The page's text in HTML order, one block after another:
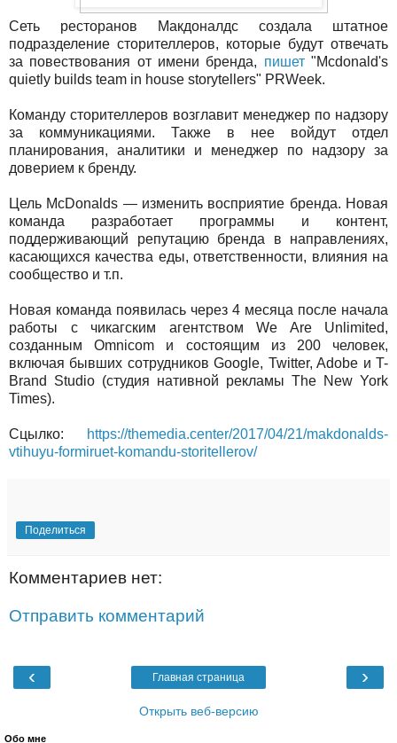
Сеть ресторанов Макдоналдс создала штатное
подразделение сторителлеров, которые будут отвечать
за повествования от имени бренда, пишет"Mcdonald's
quietly builds team in house storytellers" PRWeek.
Команду сторителлеров возглавит менеджер по надзору
за коммуникациями. Также в нее войдут отдел
планирования, аналитики и менеджер по надзору за
доверием к бренду.
Цель McDonalds — изменить восприятие бренда. Новая
команда разработает программы и контент,
поддерживающий репутацию бренда в направлениях,
касающихся качества еды, ответственности, влияния на
сообщество и т.п.
Новая команда появилась через 4 месяца после начала
работы с чикагским агентством We Are Unlimited,
созданным Omnicom и состоящим из 200 человек,
включая бывших сотрудников Google, Twitter, Adobe и T-
Brand Studio (студия нативной рекламы The New York
Times).
Сцылко:
https://themedia.center/2017/04/21/makdonalds-
vtihuyu-formiruet-komandu-storitellerov/
Поделиться
Комментариев нет:
Отправить комментарий
‹ ›
Главная страница
Открыть веб-версию
Обо мне